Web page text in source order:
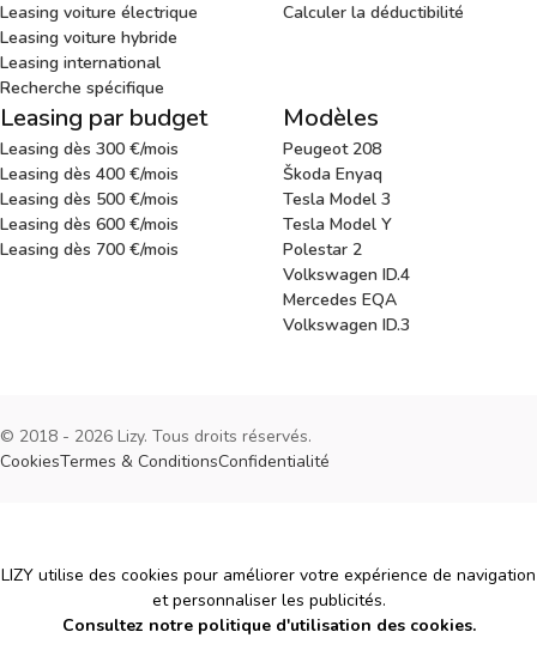
Leasing voiture électrique
Leasing voiture hybride
Leasing international
Recherche spécifique
Calculer la déductibilité
Leasing par budget
Leasing dès 300 €/mois
Leasing dès 400 €/mois
Leasing dès 500 €/mois
Leasing dès 600 €/mois
Leasing dès 700 €/mois
Modèles
Peugeot 208
Škoda Enyaq
Tesla Model 3
Tesla Model Y
Polestar 2
Volkswagen ID.4
Mercedes EQA
Volkswagen ID.3
© 2018 - 2026 Lizy. Tous droits réservés.
CookiesTermes & ConditionsConfidentialité
Cookies
LIZY utilise des cookies pour améliorer votre expérience de navigation
et personnaliser les publicités.
Consultez notre politique d'utilisation des cookies.